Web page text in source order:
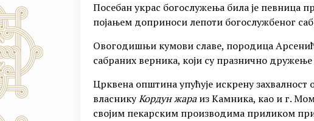
Посебан украс богослужења била је певница
појањем доприноси лепоти богослужбеног
Овогодишњи кумови славе, породица
сабраних верника, који су празнично
Црквена општина упућује искрену
власникуКордун жараиз Камника, као и г.
својим пекарским производима приликом